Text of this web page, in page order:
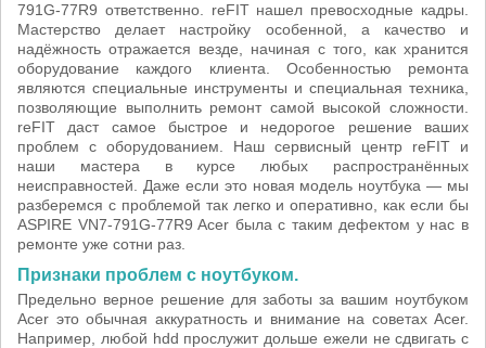
791G-77R9 ответственно. reFIT нашел превосходные кадры.
Мастерство делает настройку особенной, а качество и
надёжность отражается везде, начиная с того, как хранится
оборудование каждого клиента. Особенностью ремонта
являются специальные инструменты и специальная техника,
позволяющие выполнить ремонт самой высокой сложности.
reFIT даст самое быстрое и недорогое решение ваших
проблем с оборудованием. Наш сервисный центр reFIT и
наши мастера в курсе любых распространённых
неисправностей. Даже если это новая модель ноутбука — мы
разберемся с проблемой так легко и оперативно, как если бы
ASPIRE VN7-791G-77R9 Acer была с таким дефектом у нас в
ремонте уже сотни раз.
Признаки проблем с ноутбуком.
Предельно верное решение для заботы за вашим ноутбуком
Acer это обычная аккуратность и внимание на советах Acer.
Например, любой hdd прослужит дольше ежели не сдвигать с